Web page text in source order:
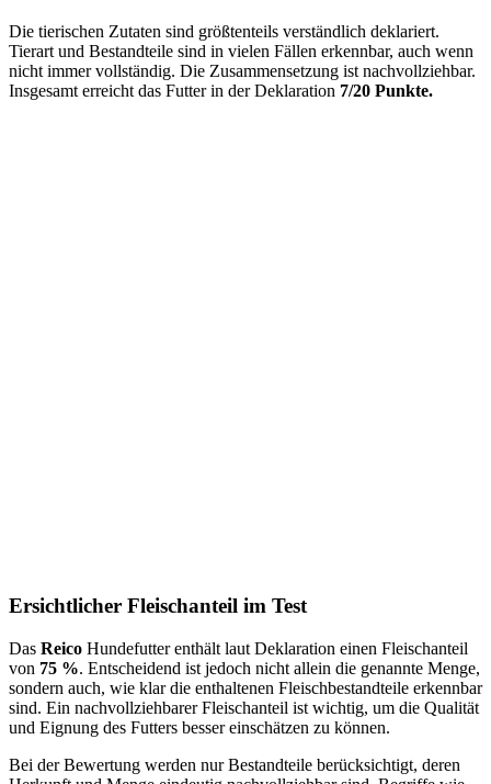
Die tierischen Zutaten sind größtenteils verständlich deklariert.
Tierart und Bestandteile sind in vielen Fällen erkennbar, auch wenn
nicht immer vollständig. Die Zusammensetzung ist nachvollziehbar.
Insgesamt erreicht das Futter in der Deklaration 7/20 Punkte.
Ersichtlicher Fleischanteil im Test
Das Reico Hundefutter enthält laut Deklaration einen Fleischanteil
von 75 %. Entscheidend ist jedoch nicht allein die genannte Menge,
sondern auch, wie klar die enthaltenen Fleischbestandteile erkennbar
sind. Ein nachvollziehbarer Fleischanteil ist wichtig, um die Qualität
und Eignung des Futters besser einschätzen zu können.
Bei der Bewertung werden nur Bestandteile berücksichtigt, deren